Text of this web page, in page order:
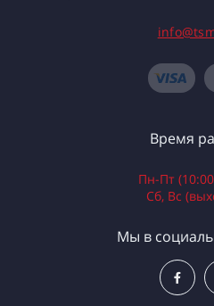
Время
Пн-Пт
Сб, Вс
Мы в